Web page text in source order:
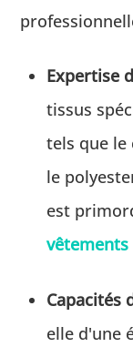
Expertise
tissus
tels que le
le
est
Capacités
elle d'une